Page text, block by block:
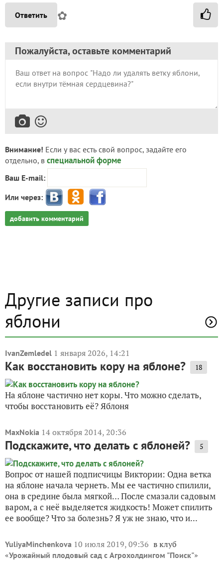
Ответить ✿
Пожалуйста, оставьте комментарий
Внимание! Если у вас есть свой вопрос, задайте его
отдельно, в специальной форме
Ваш E-mail:
Или через:
добавить комментарий
Другие записи про
яблони
IvanZemledel 1 января 2026, 14:21
Как восстановить кору на яблоне? 18
На яблоне частично нет коры. Что можно сделать,
чтобы восстановить её? Яблоня
MaxNokia 14 октября 2014, 20:36
Подскажите, что делать с яблоней? 5
Вопрос от нашей подписчицы Виктории: Одна ветка
на яблоне начала чернеть. Мы ее частично спилили,
она в средине была мягкой… После смазали садовым
варом, а с неё выделяется жидкость! Может спилить
ее вообще? Что за болезнь? Я уж не знаю, что и...
YuliyaMinchenkova 10 июля 2019, 09:36 в клуб
«Урожайный плодовый сад с Агрохолдингом "Поиск"»